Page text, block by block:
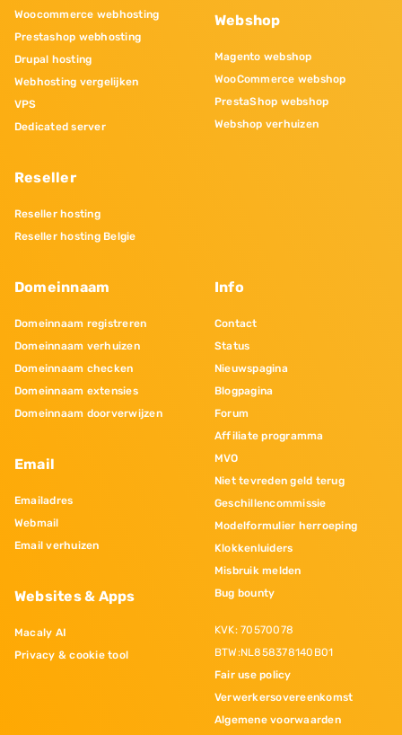
Woocommerce webhosting
Prestashop webhosting
Drupal hosting
Webhosting vergelijken
VPS
Dedicated server
Reseller
Reseller hosting
Reseller hosting Belgie
Webshop
Magento webshop
WooCommerce webshop
PrestaShop webshop
Webshop verhuizen
Domeinnaam
Domeinnaam registreren
Domeinnaam verhuizen
Domeinnaam checken
Domeinnaam extensies
Domeinnaam doorverwijzen
Email
Emailadres
Webmail
Email verhuizen
Websites & Apps
Macaly AI
Privacy & cookie tool
Info
Contact
Status
Nieuwspagina
Blogpagina
Forum
Affiliate programma
MVO
Niet tevreden geld terug
Geschillencommissie
Modelformulier herroeping
Klokkenluiders
Misbruik melden
Bug bounty
KVK: 70570078
BTW:NL858378140B01
Fair use policy
Verwerkersovereenkomst
Algemene voorwaarden